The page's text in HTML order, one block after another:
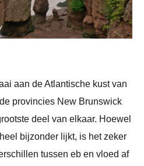
aan de Atlantische kust van
provincies New Brunswick
deel van elkaar. Hoewel
bijzonder lijkt, is het zeker
tussen eb en vloed af